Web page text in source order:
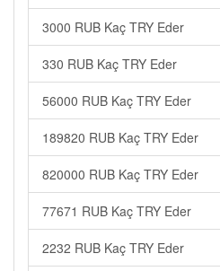
3000 RUB Kaç TRY Eder
330 RUB Kaç TRY Eder
56000 RUB Kaç TRY Eder
189820 RUB Kaç TRY Eder
820000 RUB Kaç TRY Eder
77671 RUB Kaç TRY Eder
2232 RUB Kaç TRY Eder